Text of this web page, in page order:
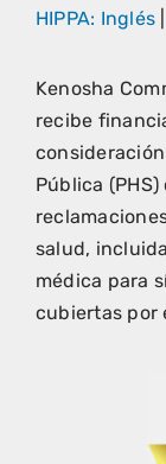
HIPPA: Inglés
Kenosha
recibe
Pública
salud,
médica para
cubiertas por